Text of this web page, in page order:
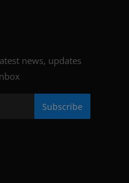
news, updates
Subscribe